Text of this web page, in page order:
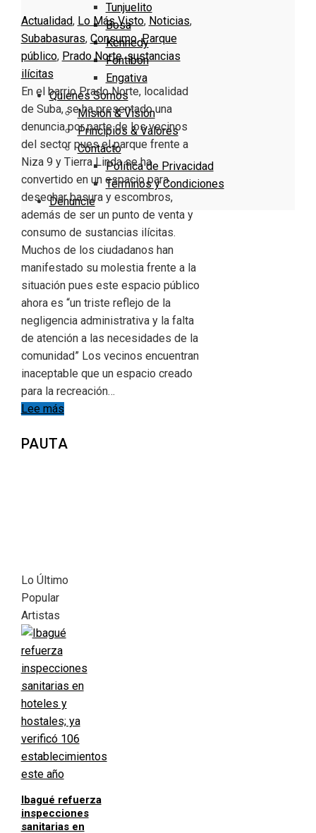
Tunjuelito
Bosa
Kennedy
Fontibón
Engativa
Quienes Somos
Misión & Visión
Principios & Valores
Contacto
Política de Privacidad
Términos y Condiciones
Denuncie
Actualidad, Lo Más Visto, Noticias,
Subabasuras, Consumo,Parque
público, Prado Norte,sustancias
ilícitas
En el barrio Prado Norte, localidad
de Suba, se ha presentado una
denuncia por parte de los vecinos
del sector pues el parque frente a
Niza 9 y Tierra Linda se ha
convertido en un espacio para
desechar basura y escombros,
además de ser un punto de venta y
consumo de sustancias ilícitas.
Muchos de los ciudadanos han
manifestado su molestia frente a la
situación pues este espacio público
ahora es “un triste reflejo de la
negligencia administrativa y la falta
de atención a las necesidades de la
comunidad” Los vecinos encuentran
inaceptable que un espacio creado
para la recreación…
Lee más
PAUTA
Lo Último
Popular
Artistas
Ibagué refuerza
inspecciones
sanitarias en